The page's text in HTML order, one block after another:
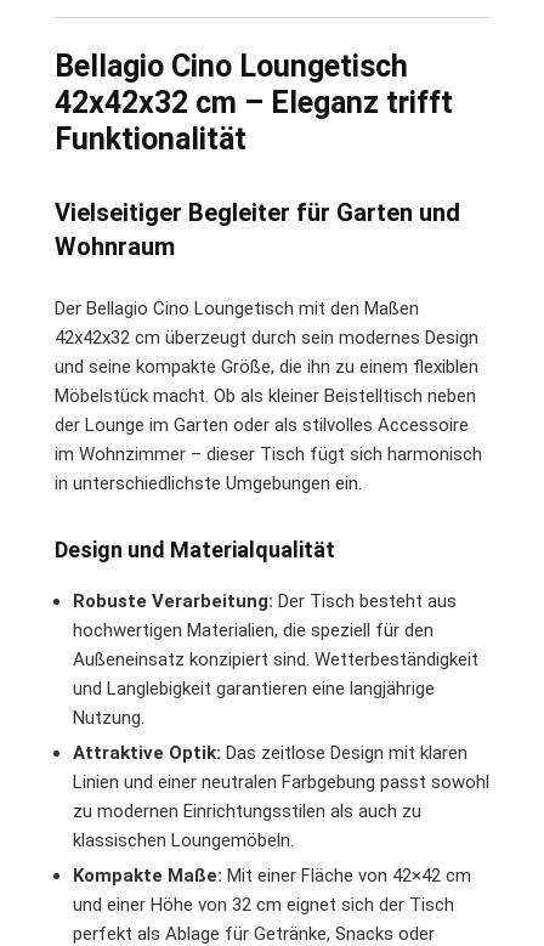
Bellagio Cino Loungetisch
42x42x32 cm – Eleganz trifft
Funktionalität
Vielseitiger Begleiter für Garten und
Wohnraum
Der Bellagio Cino Loungetisch mit den Maßen
42x42x32 cm überzeugt durch sein modernes Design
und seine kompakte Größe, die ihn zu einem flexiblen
Möbelstück macht. Ob als kleiner Beistelltisch neben
der Lounge im Garten oder als stilvolles Accessoire
im Wohnzimmer – dieser Tisch fügt sich harmonisch
in unterschiedlichste Umgebungen ein.
Design und Materialqualität
Robuste Verarbeitung: Der Tisch besteht aus
hochwertigen Materialien, die speziell für den
Außeneinsatz konzipiert sind. Wetterbeständigkeit
und Langlebigkeit garantieren eine langjährige
Nutzung.
Attraktive Optik: Das zeitlose Design mit klaren
Linien und einer neutralen Farbgebung passt sowohl
zu modernen Einrichtungsstilen als auch zu
klassischen Loungemöbeln.
Kompakte Maße: Mit einer Fläche von 42×42 cm
und einer Höhe von 32 cm eignet sich der Tisch
perfekt als Ablage für Getränke, Snacks oder